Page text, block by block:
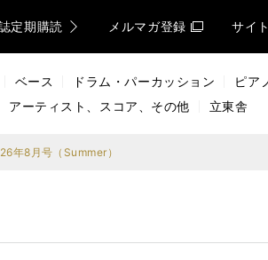
定期購読 メルマガ登録 サイ
ベース ドラム・パーカッション ピア
アーティスト、スコア、その他
立東舎
年8月号（Summer）